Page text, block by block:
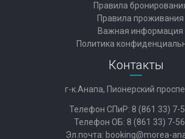
Правила
Правила проживания
Важная информация
Политика
Контакты
г-к.Анапа, Пионерский
Телефон СПиР: 8 (861 33) 7-
Телефон ОБ: 8 (861 33) 7-
Эл.почта: booking@morea-